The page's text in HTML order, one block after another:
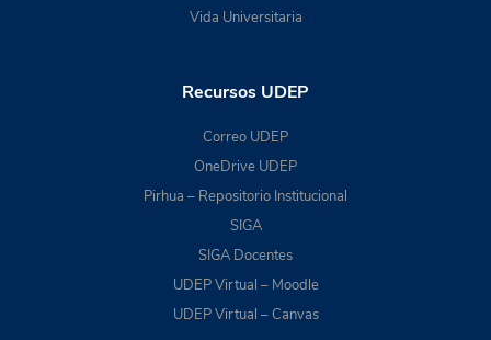
Vida Universitaria
Recursos UDEP
Correo UDEP
OneDrive UDEP
Pirhua – Repositorio Institucional
SIGA
SIGA Docentes
UDEP Virtual – Moodle
UDEP Virtual – Canvas